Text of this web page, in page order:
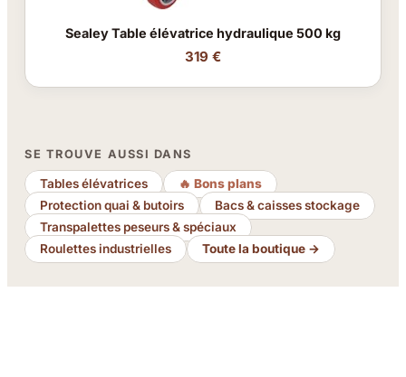
Sealey Table élévatrice hydraulique 500 kg
319 €
SE TROUVE AUSSI DANS
Tables élévatrices
🔥 Bons plans
Protection quai & butoirs
Bacs & caisses stockage
Transpalettes peseurs & spéciaux
Roulettes industrielles
Toute la boutique →